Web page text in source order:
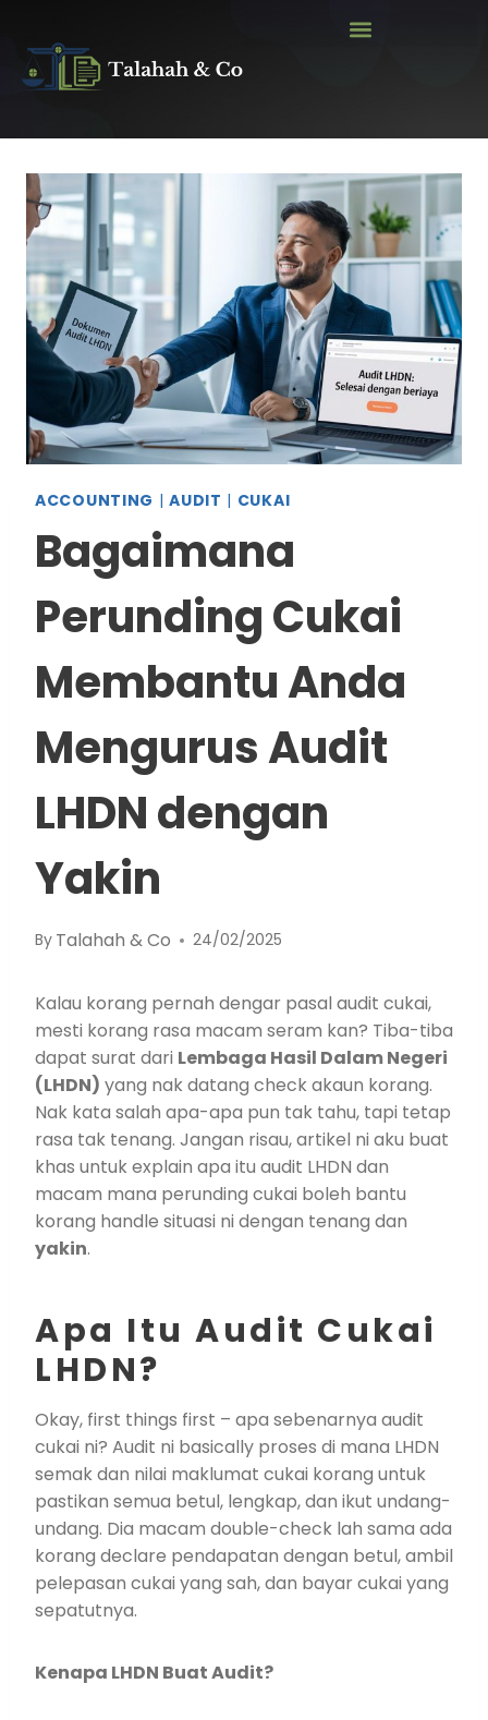
ACCOUNTING |AUDIT | CUKAI
Bagaimana
Perunding Cukai
Membantu Anda
Mengurus Audit
LHDN dengan
Yakin
By Talahah & Co 24/02/2025
Kalau korang pernah dengar pasal audit cukai,
mesti korang rasa macam seram kan? Tiba-tiba
dapat surat dari Lembaga Hasil Dalam Negeri
(LHDN) yang nak datang check akaun korang.
Nak kata salah apa-apa pun tak tahu, tapi tetap
rasa tak tenang. Jangan risau, artikel ni aku buat
khas untuk explain apa itu audit LHDN dan
macam mana perunding cukai boleh bantu
korang handle situasi ni dengan tenang dan
yakin.
Apa Itu Audit Cukai
LHDN?
Okay, first things first – apa sebenarnya audit
cukai ni? Audit ni basically proses di mana LHDN
semak dan nilai maklumat cukai korang untuk
pastikan semua betul, lengkap, dan ikut undang-
undang. Dia macam double-check lah sama ada
korang declare pendapatan dengan betul, ambil
pelepasan cukai yang sah, dan bayar cukai yang
sepatutnya.
Kenapa LHDN Buat Audit?